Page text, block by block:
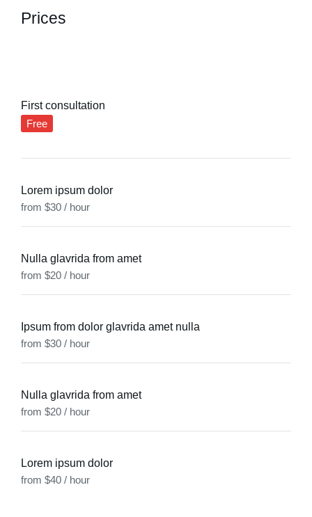
Prices
First consultation
Free
Lorem ipsum dolor
from $30 / hour
Nulla glavrida from amet
from $20 / hour
Ipsum from dolor glavrida amet nulla
from $30 / hour
Nulla glavrida from amet
from $20 / hour
Lorem ipsum dolor
from $40 / hour